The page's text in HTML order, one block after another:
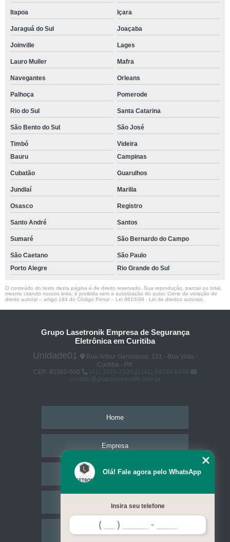
Itapoa Içara
Jaraguá do Sul Joaçaba
Joinville Lages
Lauro Muller Mafra
Navegantes Orleans
Palhoça Pomerode
Rio do Sul Santa Catarina
São Bento do Sul São José
Timbó
Videira
Bauru
Campinas
Cubatão Guarulhos
Jundiaí Marilia
Osasco Registro
Santo André Santos
Sumaré São Bernardo do Campo
São Caetano
São Paulo
Porto Alegre
Rio Grande do Sul
O conteúdo do texto desta página é de direito reservado. Sua reprodução, parcial ou total,
mesmo citando nossos links, é proibida sem a autorização do autor. Crime de violação de
direito autoral – artigo 184 do Código Penal – Lei 9610/98 - Lei de direitos autorais
Grupo Lasetronik Empresa de Segurança
Eletrônica em Curitiba
Unidade01
Rua Arthur Geronasso, 131 - Boa Vista -
Curitiba - PR
CEP: 82560-500
(41) 3015-7100
(41) 99134-0448
contato@grupolasetronik.com.br
Home
Empresa
Missão
Serviços
Contato
Olá! Fale agora pelo WhatsApp
Insira seu telefone